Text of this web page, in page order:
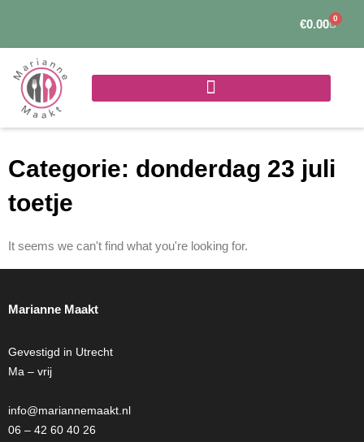
de
inhoud
€0.00 0
Categorie: donderdag 23 juli
toetje
It seems we can't find what you're looking for.
Marianne Maakt
Gevestigd in Utrecht
Ma – vrij
info@mariannemaakt.nl
06 – 42 60 40 26